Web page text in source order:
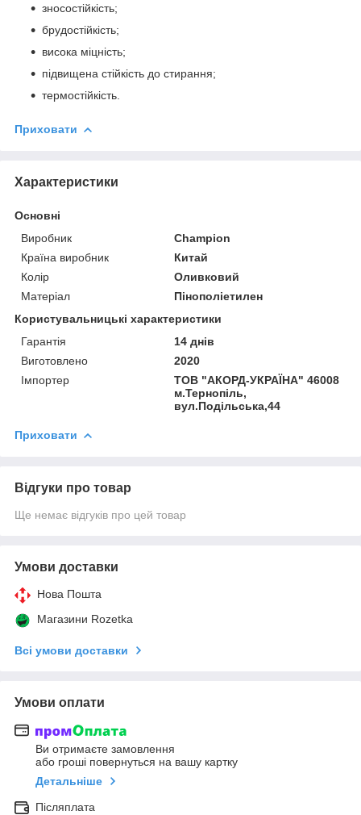
зносостійкість;
брудостійкість;
висока міцність;
підвищена стійкість до стирання;
термостійкість.
Приховати
Характеристики
Основні
Виробник
Champion
Країна виробник
Китай
Колір
Оливковий
Матеріал
Пінополіетилен
Користувальницькі характеристики
Гарантія
14 днів
Виготовлено
2020
Імпортер
ТОВ "АКОРД-УКРАЇНА" 46008
м.Тернопіль,
вул.Подільська,44
Приховати
Відгуки про товар
Ще немає відгуків про цей товар
Умови доставки
Нова Пошта
Магазини Rozetka
Всі умови доставки
Умови оплати
Ви отримаєте замовлення
або гроші повернуться на вашу картку
Детальніше
Післяплата